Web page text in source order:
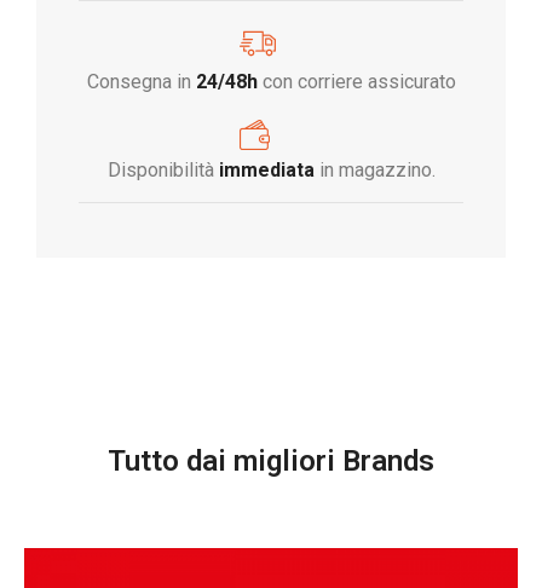
Consegna in 24/48hcon corriere assicurato
Disponibilità immediata in magazzino.
Tutto dai migliori Brands